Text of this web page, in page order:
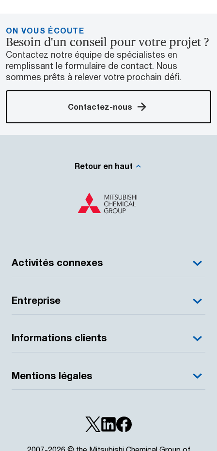
ON VOUS ÉCOUTE
Besoin d'un conseil pour votre projet ?
Contactez notre équipe de spécialistes en
remplissant le formulaire de contact. Nous
sommes prêts à relever votre prochain défi.
Contactez-nous
Retour en haut
Activités connexes
Entreprise
Informations clients
Mentions légales